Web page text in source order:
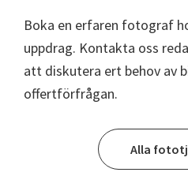
Boka en erfaren fotograf
uppdrag. Kontakta oss
att diskutera ert behov av
offertförfrågan.
Alla